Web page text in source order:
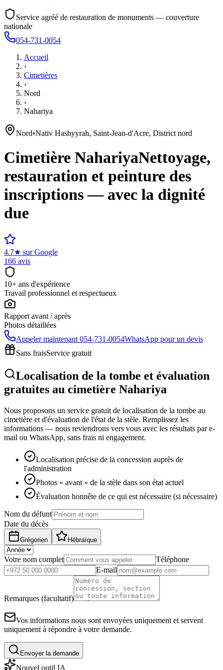
Service agréé de restauration de monuments — couverture
nationale
054-731-0054
Accueil
›
Cimetières
›
Nord
›
Nahariya
Nord•Nativ Hashyyrah, Saint-Jean-d'Acre, District nord
Cimetière NahariyaNettoyage,
restauration et peinture des
inscriptions — avec la dignité
due
4.7★ sur Google
166 avis
10+ ans d'expérience
Travail professionnel et respectueux
Rapport avant / après
Photos détaillées
Appeler maintenant 054-731-0054WhatsApp pour un devis
Sans fraisService gratuit
Localisation de la tombe et évaluation
gratuites au cimetière Nahariya
Nous proposons un service gratuit de localisation de la tombe au
cimetière et d'évaluation de l'état de la stèle. Remplissez les
informations — nous reviendrons vers vous avec les résultats par e-
mail ou WhatsApp, sans frais ni engagement.
Localisation précise de la concession auprès de
l'administration
Photos « avant » de la stèle dans son état actuel
Évaluation honnête de ce qui est nécessaire (si nécessaire)
Nom du défunt
Date du décès
Grégorien Hébraïque
Votre nom complet
Téléphone
E-mail
Remarques (facultatif)
Vos informations nous sont envoyées uniquement et servent
uniquement à répondre à votre demande.
Envoyer la demande
Nouvel outil IA